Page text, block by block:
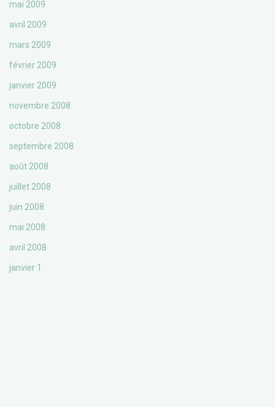
mai 2009
avril 2009
mars 2009
février 2009
janvier 2009
novembre 2008
octobre 2008
septembre 2008
août 2008
juillet 2008
juin 2008
mai 2008
avril 2008
janvier 1